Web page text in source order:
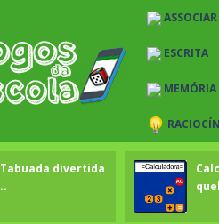
ESCRITA
MEMÓRIA
Tabuada divertida
..